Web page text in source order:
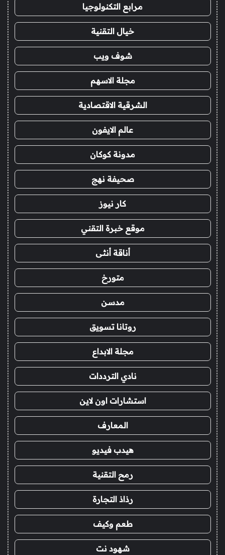
مرابع التكنولوجيا
خيال التقنية
شوف ويب
مجلة الاسهم
الشرقية الاقتصادية
عالم الايفون
مدونة كوكان
صحيفة نهج
كار نيوز
موقع خبرة التقني
أناقة أنثى
متورخ
مدسن
روتانا تسويق
مجلة الابداع
نادي الترددات
استشارات اون لاين
المعارف
هيدب فيديو
رمح التقنية
رذاذ التجارة
طعم وكيف
شهود نت